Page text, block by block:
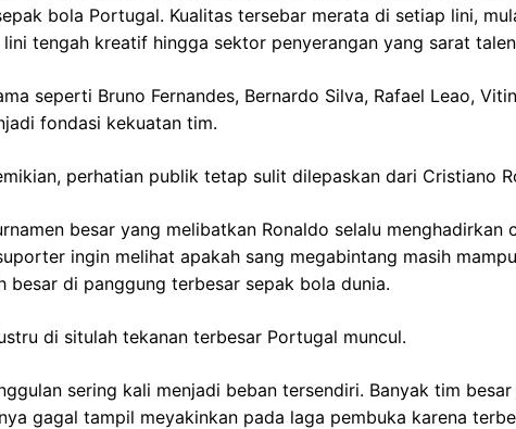
bola Portugal. Kualitas tersebar merata di setiap lini,
tengah kreatif hingga sektor penyerangan yang sarat
seperti Bruno Fernandes, Bernardo Silva, Rafael Leao,
fondasi kekuatan tim.
perhatian publik tetap sulit dilepaskan dari Cristiano
besar yang melibatkan Ronaldo selalu menghadirkan
ingin melihat apakah sang megabintang masih
besar di panggung terbesar sepak bola dunia.
di situlah tekanan terbesar Portugal muncul.
sering kali menjadi beban tersendiri. Banyak tim besar
gagal tampil meyakinkan pada laga pembuka karena